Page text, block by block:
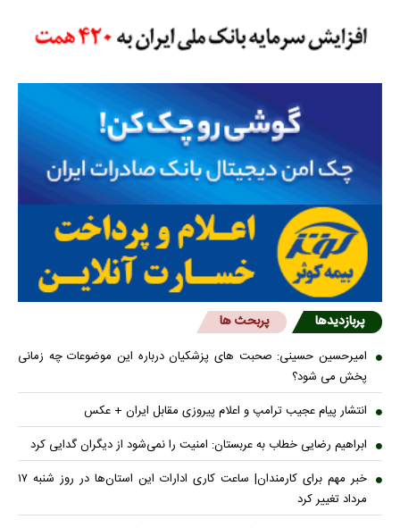
پربازدیدها پربحث ها
امیرحسین حسینی: صحبت های پزشکیان درباره این موضوعات چه زمانی
پخش می شود؟
انتشار پیام عجیب ترامپ و اعلام پیروزی مقابل ایران + عکس
ابراهیم رضایی خطاب به عربستان: امنیت را نمی‌شود از دیگران گدایی کرد
خبر مهم برای کارمندان| ساعت کاری ادارات این استان‌ها در روز شنبه ۱۷
مرداد تغییر کرد